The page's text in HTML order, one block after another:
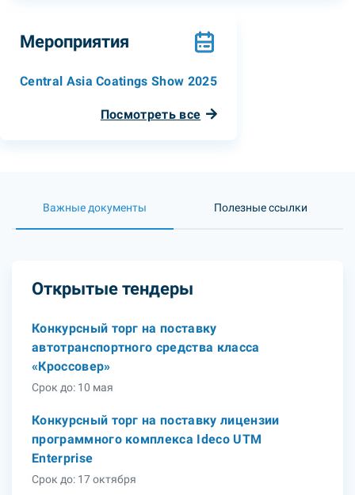
Мероприятия
Central Asia Coatings Show 2025
Посмотреть все
Важные документы Полезные ссылки
Открытые тендеры
Конкурсный торг на поставку
автотранспортного средства класса
«Кроссовер»
Срок до: 10 мая
Конкурсный торг на поставку лицензии
программного комплекса Ideco UTM
Enterprise
Срок до: 17 октября